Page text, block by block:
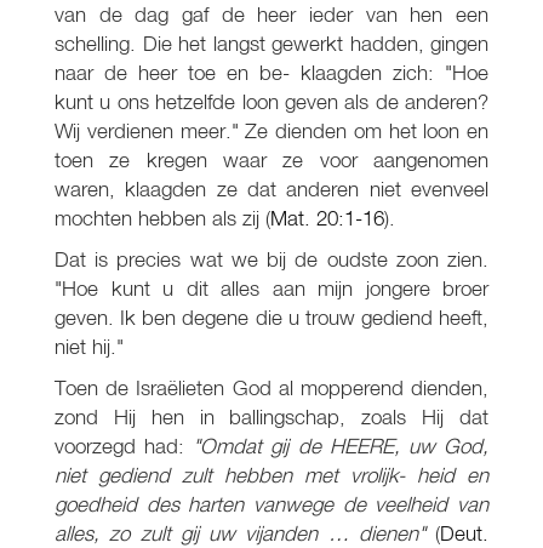
van de dag gaf de heer ieder van hen een
schelling. Die het langst gewerkt hadden, gingen
naar de heer toe en be- klaagden zich: "Hoe
kunt u ons hetzelfde loon geven als de anderen?
Wij verdienen meer." Ze dienden om het loon en
toen ze kregen waar ze voor aangenomen
waren, klaagden ze dat anderen niet evenveel
mochten hebben als zij (Mat. 20:1-16).
Dat is precies wat we bij de oudste zoon zien.
"Hoe kunt u dit alles aan mijn jongere broer
geven. Ik ben degene die u trouw gediend heeft,
niet hij."
Toen de Israëlieten God al mopperend dienden,
zond Hij hen in ballingschap, zoals Hij dat
voorzegd had: "Omdat gij de HEERE, uw God,
niet gediend zult hebben met vrolijk- heid en
goedheid des harten vanwege de veelheid van
alles, zo zult gij uw vijanden … dienen" (Deut.